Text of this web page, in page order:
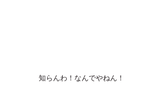
知らんわ！なんでやねん！